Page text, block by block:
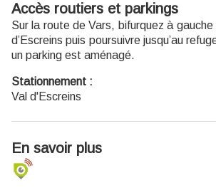
Accès routiers et parkings
Sur la route de Vars, bifurquez à gauche
d’Escreins puis poursuivre jusqu’au
un parking est aménagé.
Stationnement :
Val d'Escreins
En savoir plus